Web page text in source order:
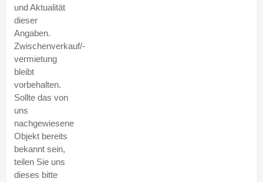
und Aktualität
dieser
Angaben.
Zwischenverkauf/-
vermietung
bleibt
vorbehalten.
Sollte das von
uns
nachgewiesene
Objekt bereits
bekannt sein,
teilen Sie uns
dieses bitte